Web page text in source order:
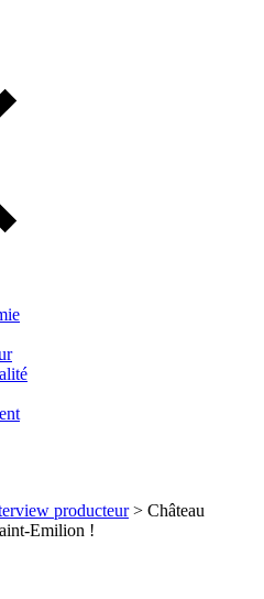
producteur> Château
Emilion !